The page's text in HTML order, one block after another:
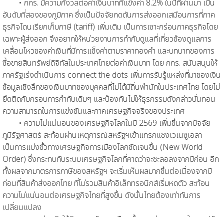
• กกร. มีความกังวลต่อค่าเงินบาทที่แข็งค่า 8.2% ในปีที่ผ่านมา เป็น
อันดับที่สองของภูมิภาค ซึ่งเป็นปัจจัยกดดันการส่งออกเสมือนการที่ภาค
ธุรกิจโดนเรียกเก็บภาษี (tariff) เพิ่มเติม เป็นการเซาะกร่อนภาคธุรกิจโดย
เฉพาะผู้ส่งออก จึงอยากให้หน่วยงานการกำกับดูแลที่เกี่ยวข้องดูแลการ
เคลื่อนไหวของค่าเงินที่มีการแข็งค่าตามราคาทองคำ และบทบาทของการ
ซื้อขายสินทรัพย์ดิจิทัลในประเทศไทยต่อค่าเงินบาท โดย กกร. สนับสนุนให้
ภาครัฐเร่งดำเนินการ connect the dots เพิ่มการรับรู้แหล่งที่มาของเงิน
ข้อมูลเชิงลึกของเงินบาทของบุคคลที่ไม่ได้มีถิ่นพำนักในประเทศไทย โดยไม่
ยึดติดกับกรอบการกำกับเดิมๆ และป้องกันไม่ให้ธุรกรรมดังกล่าวบั่นทอน
ความสามารถในการแข่งขันและภาคเศรษฐกิจจริงของประเทศ
• ความไม่แน่นอนของเศรษฐกิจโลกในปี 2569 เพิ่มขึ้นจากปัจจัย
ภูมิรัฐศาสตร์ สะท้อนผ่านเหตุการณ์สหรัฐฯเข้าแทรกแซงเวเนซูเอลา
เป็นการแบ่งขั้วทางเศรษฐกิจการเมืองโลกชัดเจนขึ้น (New World
Order) ซึ่งกระทบกับระบบเศรษฐกิจโลกที่คาดว่าจะชะลอลงจากปีก่อน อีก
ทั้งผลจากมาตรการภาษีของสหรัฐฯ จะเริ่มเห็นผลมากขึ้นต่อเนื่องจากปี
ก่อนที่สินค้าส่งออกไทย ที่ไม่รวมสินค้าอิเล็กทรอนิกส์เริ่มหดตัว สะท้อน
ความไม่แน่นอนต่อเศรษฐกิจไทยที่สูงขึ้น ดังนั้นไทยต้องเท่าทันการ
เปลี่ยนแปลง